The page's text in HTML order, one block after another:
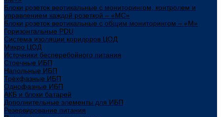
Блоки розеток вертикальные с мониторингом, контролем и
управлением каждой розеткой – «МС»
Блоки розеток вертикальные с общим мониторингом – «М»
Горизонтальные PDU
Система изоляции коридоров ЦОД
Микро ЦОД
Источники бесперебойного питания
Стоечные ИБП
Напольные ИБП
Трёхфазные ИБП
Однофазные ИБП
АКБ и блоки батарей
Дополнительные элементы для ИБП
Резервирование питания